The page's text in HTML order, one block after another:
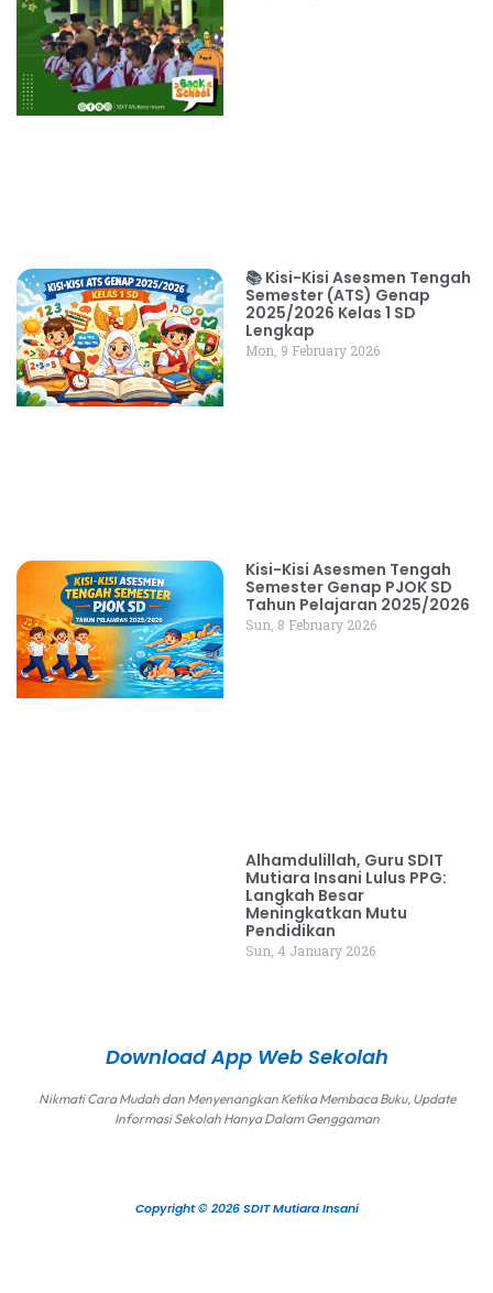
📚 Kisi-Kisi Asesmen Tengah
Semester (ATS) Genap
2025/2026 Kelas 1 SD
Lengkap
Mon, 9 February 2026
Kisi-Kisi Asesmen Tengah
Semester Genap PJOK SD
Tahun Pelajaran 2025/2026
Sun, 8 February 2026
Alhamdulillah, Guru SDIT
Mutiara Insani Lulus PPG:
Langkah Besar
Meningkatkan Mutu
Pendidikan
Sun, 4 January 2026
Download App Web Sekolah
Nikmati Cara Mudah dan Menyenangkan Ketika Membaca Buku, Update
Informasi Sekolah Hanya Dalam Genggaman
Copyright © 2026 SDIT Mutiara Insani